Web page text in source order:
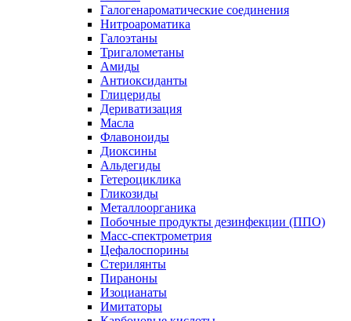
Галогенароматические соединения
Нитроароматика
Галоэтаны
Тригалометаны
Амиды
Антиоксиданты
Глицериды
Дериватизация
Масла
Флавоноиды
Диоксины
Альдегиды
Гетероциклика
Гликозиды
Металлоорганика
Побочные продукты дезинфекции (ППО)
Масс-спектрометрия
Цефалоспорины
Стерилянты
Пираноны
Изоцианаты
Имитаторы